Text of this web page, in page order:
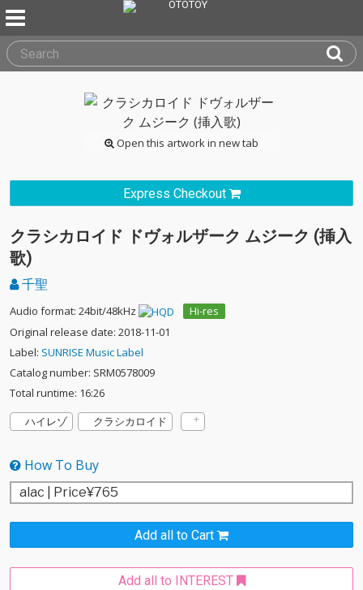
Open this artwork in new tab
Express Checkout
クラシカロイド ドヴォルザーク ムジーク (挿入
歌)
千聖
Audio format: 24bit/48kHz
Hi-res
Original release date: 2018-11-01
Label: SUNRISE Music Label
Catalog number: SRM0578009
Total runtime: 16:26
ハイレゾ
クラシカロイド
How To Buy
Add all to Cart
Add all to INTEREST